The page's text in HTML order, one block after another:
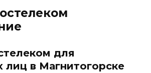
для
лиц в Магнитогорске